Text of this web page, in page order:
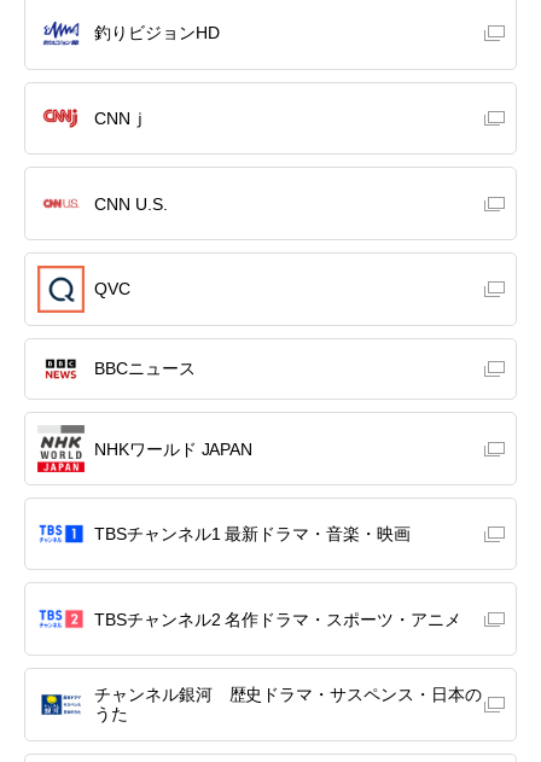
釣りビジョンHD
CNNｊ
CNN U.S.
QVC
BBCニュース
NHKワールド JAPAN
TBSチャンネル1 最新ドラマ・音楽・映画
TBSチャンネル2 名作ドラマ・スポーツ・アニメ
チャンネル銀河 歴史ドラマ・サスペンス・日本の
うた